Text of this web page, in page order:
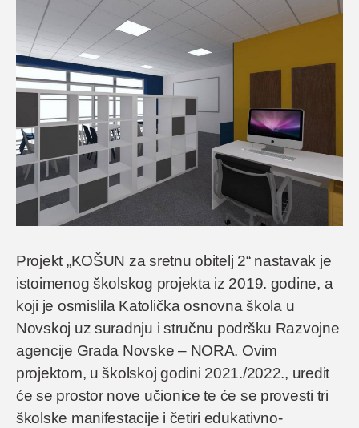
Projekt „KOŠUN za sretnu obitelj 2“ nastavak je
istoimenog školskog projekta iz 2019. godine, a
koji je osmislila Katolička osnovna škola u
Novskoj uz suradnju i stručnu podršku Razvojne
agencije Grada Novske – NORA. Ovim
projektom, u školskoj godini 2021./2022., uredit
će se prostor nove učionice te će se provesti tri
školske manifestacije i četiri edukativno-